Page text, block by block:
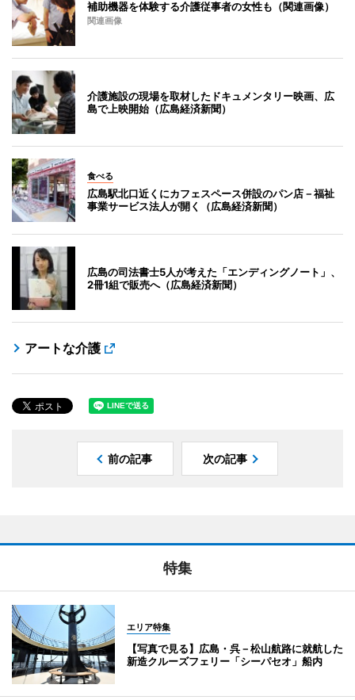
補助機器を体験する介護従事者の女性も（関連画像）
関連画像
介護施設の現場を取材したドキュメンタリー映画、広
島で上映開始（広島経済新聞）
食べる
広島駅北口近くにカフェスペース併設のパン店－福祉
事業サービス法人が開く（広島経済新聞）
広島の司法書士5人が考えた「エンディングノート」、
2冊1組で販売へ（広島経済新聞）
アートな介護
前の記事 次の記事
特集
エリア特集
【写真で見る】広島・呉－松山航路に就航した
新造クルーズフェリー「シーパセオ」船内